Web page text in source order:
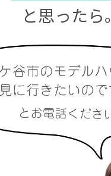
と思ったら。